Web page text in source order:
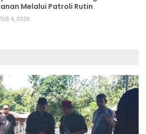
Melalui Patroli Rutin
4, 2026